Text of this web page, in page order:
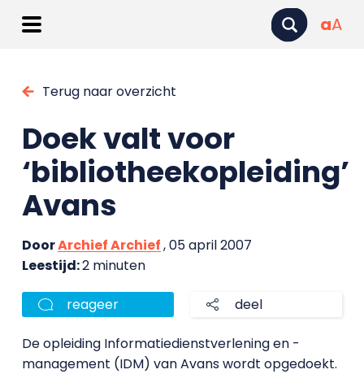
aA
Terug naar overzicht
Doek valt voor
‘bibliotheekopleiding’
Avans
DoorArchief Archief, 05 april 2007
Leestijd:2 minuten
reageer deel
De opleiding Informatiedienstverlening en -
management (IDM) van Avans wordt opgedoekt.